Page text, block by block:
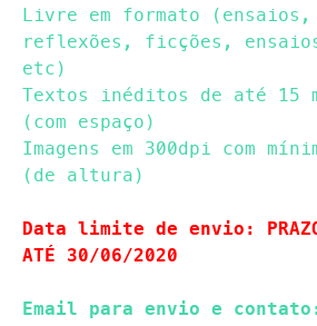
Livre em formato (ensaios,
reflexões, ficções,
etc)
Textos inéditos de até 15
(com espaço)
Imagens em 300dpi com
(de altura)
Data limite de envio: PRAZO
ATÉ 30/06/2020
Email para envio e contato: